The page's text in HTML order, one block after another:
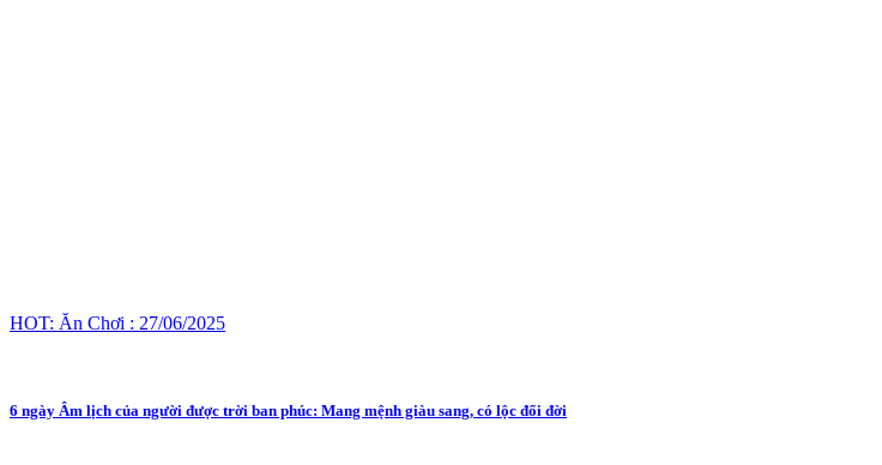
HOT: Ăn Chơi : 27/06/2025
6 ngày Âm lịch của người được trời ban phúc: Mang mệnh giàu sang, có lộc đổi đời